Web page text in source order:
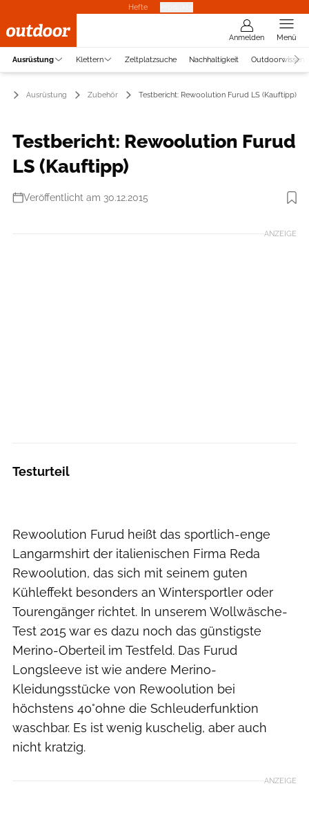
Hefte
Anmelden Menü
Ausrüstung Klettern Zeltplatzsuche Nachhaltigkeit Outdoorwissen
Ausrüstung Zubehör Testbericht: Rewoolution Furud LS (Kauftipp)
Testbericht: Rewoolution Furud
LS (Kauftipp)
Veröffentlicht am 30.12.2015
Foto: Rewoolution
ANZEIGE
Testurteil
Rewoolution Furud heißt das sportlich-enge
Langarmshirt der italienischen Firma Reda
Rewoolution, das sich mit seinem guten
Kühleffekt besonders an Wintersportler oder
Tourengänger richtet. In unserem Wollwäsche-
Test 2015 war es dazu noch das günstigste
Merino-Oberteil im Testfeld. Das Furud
Longsleeve ist wie andere Merino-
Kleidungsstücke von Rewoolution bei
höchstens 40°ohne die Schleuderfunktion
waschbar. Es ist wenig kuschelig, aber auch
nicht kratzig.
ANZEIGE